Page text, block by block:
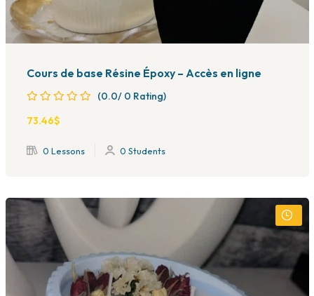
Cours de base Résine Époxy – Accès en ligne
(0.0/ 0 Rating)
73.46$
0 Lessons 0 Students